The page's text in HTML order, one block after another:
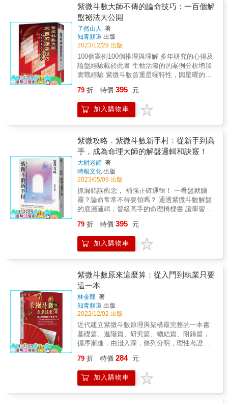
家，如何顧念親情，同時成就自己的事業心？
因為命理師誤導而賠掉上億身家的超級業務
員，命盤上有哪些隱藏的陷阱？該如何解讀？
結婚四次離婚四次，卻想再度進入婚姻的女
人，到底是什麼樣的盤象讓她一生追求家
庭？！&hellip;&hellip; & 生命的失去與獲得，
關係的疏離與親近，改變的時機與方法，都在
一張小小的命盤上被看見。 本書實錄大耕老
師遇見的六張經典命盤，傳授【專業論命手
法】和【依據命盤改運的策略】 就算在人生路
其他出路──只要你自己願意改變 & 書中以六張
命盤背後的真實故事為引子，細細道出人生運
途的曲折與希望所在。藉由俯瞰他人的命盤和
定、一生的功課，為運勢起迭做好準備。更重
要的是，反思自己想要活出哪一種人生，在不
完美的人生中，做出完美的選擇。 & 對於斗數
學習者來說，本書每一張命盤都有學習點，教
你將盤象對應到真實人生情節，對熟練解盤與
論命有非常大的助益： ‧從命盤抓出問題點的訣
竅 ‧實際諮詢論命時的應對技巧 ‧找出最佳的改
運時機和方式 & 本書特色 & 1.真實案例，學解
解盤手法和改運造命的策略建議。 2.理性思
的決心，而非聽信神棍胡說八道。 3.技巧滿
點，判讀命盤的細微跡象：疊宮、飛化、暗合
等技巧綜合運用，解盤更靈活。 4.務實改運，
才能跳脫困境：推論命主的個性、價值觀、行
為模式後再提供改運建議，不談玄虛，不給無
效雞湯。 &
紫微斗數大師不傳的論命技巧：一百個解
盤祕法大公開
了然山人
著
知青頻道 出版
2023/12/29 出版
100個案例100個推理與理解 多年研究的心得及
論盤經驗載於此書 生動活潑的的案例分析增加
實戰經驗 紫微斗數首重星曜特性，因星曜的特
微斗數絕對都以組合星系居多（如：殺破狼、
機月同梁等格局）絕非單宮單星能論的出來，
為利於學者，山人特將各宮判識重點以條列式
潑的實例分析，增加同學的實戰經驗。 &
79 折 特價 395 元
加入購物車
紫微攻略．紫微斗數新手村：從新手到高
手，成為命理大師的解盤邏輯和訣竅！
大耕老師 著
時報文化 出版
2023/05/09 出版
抓漏錯誤觀念， 補強正確邏輯！ 一看盤就腦
霧？論命常常不得要領嗎？ 通透紫微斗數解盤
的底層邏輯，晉級高手的命理橋樑書 讓學習無
【初學者】得以順利敲開命理的大門，第一次
學紫微斗數就上手。 【有基礎程度者】能夠回
顧訂正過往學習上的失誤，突破障礙，找回學
耕老師首度寫給學習者的算命原則與實用技巧
百寶箱 紫微斗數是結合占星學和易經的綜合術
數，繁複的學問總讓學習者望而生怯，尤其初
接觸時，很容易因為大量的專有名詞、文言文
以及精的解盤過程而卡關放棄。本書將帶大家
用更輕鬆的方式學習，由深耕教學現場的大耕
老師親自書寫，白話地說明命理原理和術語，
釐清訛傳謬誤，從了解原則到能說出基礎解
釋，再到深度解盤，再到高階運用，配合書中
的圖解和遊戲關卡，讀者能在短時間建立起正
章節步驟化理出解盤脈絡 ◎111個常見學習問
題和學理疑惑詳解 ◎15道命理破關遊戲提升論
命精準度 ◎5種基礎解盤要領，疊宮、四化、
79 折 特價 395 元
加入購物車
紫微斗數原來這麼算：從入門到執業只要
這一本
林金郎 著
知青頻道 出版
2022/12/02 出版
近代建立紫微斗數原理與架構最完整的一本書
基礎篇、進階篇、研究篇、總結篇、附錄篇，
循序漸進，由淺入深，條列分明，理性考證，
樂趣。 幾千年來華人一直在沿用，卻始終無法
明確言明的斗數由來、十二生肖由來、六十納
音由來等，本書以學術的方法做了考證和說
79 折 特價 284 元
加入購物車